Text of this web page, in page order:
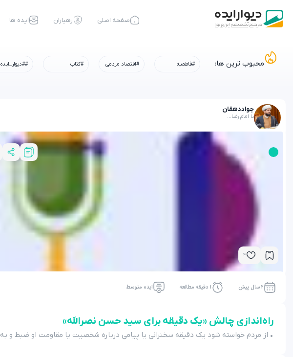
صفحه اصلی رهیاران ایده ها
محبوب ترین ها: #فاطمیه #اقتصاد مردمی #کتاب
جواددهقان
یا امام رضا...
4
2 سال پیش 1 دقیقه مطالعه ایده متوسط
راه‌اندازی چالش «یک دقیقه برای سید حسن نصرالله»
• از مردم خواسته شود یک دقیقه سخنرانی یا پیامی درباره شخصیت یا مقاومت او ضبط و به